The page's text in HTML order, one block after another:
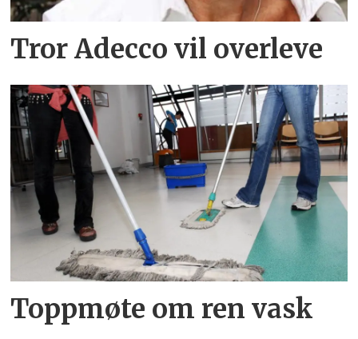
Tror Adecco vil overleve
Toppmøte om ren vask